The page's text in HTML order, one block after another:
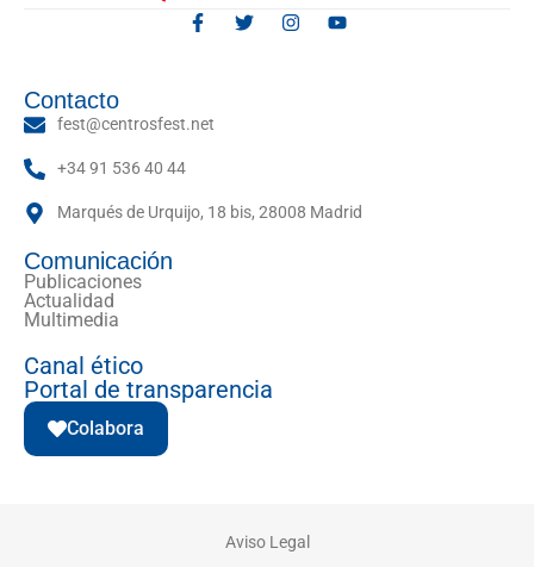
Contacto
fest@centrosfest.net
+34 91 536 40 44
Marqués de Urquijo, 18 bis, 28008 Madrid
Comunicación
Publicaciones
Actualidad
Multimedia
Canal ético
Portal de transparencia
Colabora
Aviso Legal